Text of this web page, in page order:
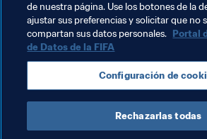
Lo que viene Ya conocemos a 30 de
participantes en la Gran Final de la
últimos puestos se decidirán en la
de la FIFA Interactive Club World
disputa en Londres el próximo 5 de
de nuestra página. Use los botones de la
ajustar sus preferencias y solicitar que no
compartan sus datos personales. Portal
de Datos de la FIFA
Configuración de
Rechazarlas todas